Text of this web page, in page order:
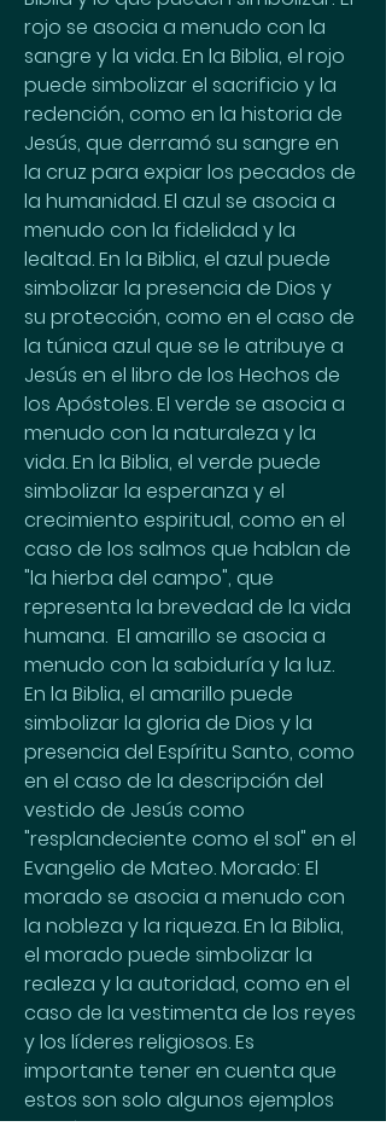
rojo se asocia a menudo con la
sangre y la vida. En la Biblia, el rojo
puede simbolizar el sacrificio y la
redención, como en la historia de
Jesús, que derramó su sangre en
la cruz para expiar los pecados de
la humanidad. El azul se asocia a
menudo con la fidelidad y la
lealtad. En la Biblia, el azul puede
simbolizar la presencia de Dios y
su protección, como en el caso de
la túnica azul que se le atribuye a
Jesús en el libro de los Hechos de
los Apóstoles. El verde se asocia a
menudo con la naturaleza y la
vida. En la Biblia, el verde puede
simbolizar la esperanza y el
crecimiento espiritual, como en el
caso de los salmos que hablan de
"la hierba del campo", que
representa la brevedad de la vida
humana.  El amarillo se asocia a
menudo con la sabiduría y la luz.
En la Biblia, el amarillo puede
simbolizar la gloria de Dios y la
presencia del Espíritu Santo, como
en el caso de la descripción del
vestido de Jesús como
"resplandeciente como el sol" en el
Evangelio de Mateo. Morado: El
morado se asocia a menudo con
la nobleza y la riqueza. En la Biblia,
el morado puede simbolizar la
realeza y la autoridad, como en el
caso de la vestimenta de los reyes
y los líderes religiosos. Es
importante tener en cuenta que
estos son solo algunos ejemplos
de cómo se utilizan los colores en